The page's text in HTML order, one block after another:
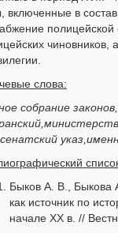
включенные в
чиновников,
слова:
собрание
Быков А. В., Быкова
как источник по
начале ХХ в. //